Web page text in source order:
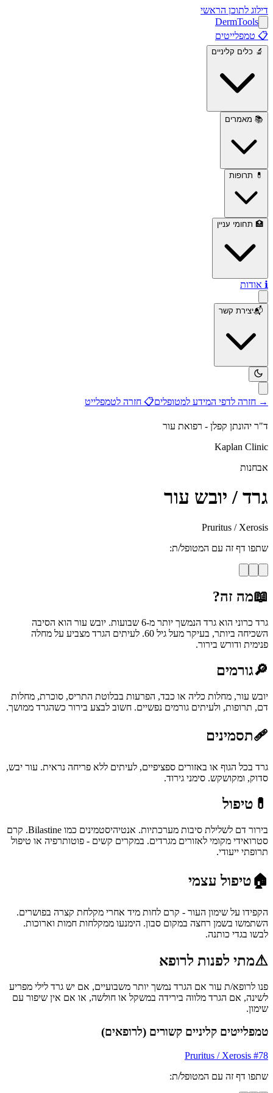
דילוג לתוכן הראשי
DermTools
📋 טמפלייטים
🔬 כלים קליניים
📚 מאמרים
💊 תרופות
🏥 תחומי עניין
ℹ️ אודות
📬יצירת קשר
→ חזרה לדפי המידע למטופלים📋 חזרה לטמפלייט
ד"ר יהונתן קפלן - רפואת עור
Kaplan Clinic
אבחנות
גרד / יובש עור
Pruritus / Xerosis
שתפו דף זה עם המטופל/ת:
📖מה זה?
גרד כרוני הוא גרד הנמשך יותר מ-6 שבועות. יובש עור הוא הסיבה
השכיחה ביותר, בעיקר מעל גיל 60. לעיתים הגרד מצביע על מחלה
פנימית ודורש בירור.
🔎גורמים
יובש עור, מחלות כליה או כבד, הפרעות בבלוטת התריס, סוכרת, מחלות
דם, תרופות, ולעיתים גורמים נפשיים. חשוב לבצע בירור כשהגרד ממושך.
🩹תסמינים
גרד בכל הגוף או באזורים ספציפיים, לעיתים ללא פריחה נראית. עור יבש,
סדוק, ומקושקש. סימני גירוד.
💊 טיפול
בירור דם לשלילת סיבות מערכתיות. אנטיהיסטמינים כמו Bilastine. קרם
סטרואידי מקומי לאזורים מגרדים. במקרים קשים - פוטותרפיה או טיפול
תרופתי ייעודי.
🏠טיפול עצמי
הקפידו על שימון העור - קרם לחות מיד אחרי מקלחת קצרה בפושרים.
השתמשו בשמן רחצה במקום סבון. הימנעו ממקלחות חמות וארוכות.
לבשו בגדי כותנה.
⚠מתי לפנות לרופא
פנו לרופא/ת עור אם הגרד נמשך יותר משבועיים, אם יש גרד לילי מפריע
לשינה, אם הגרד מלווה בירידה במשקל או חולשה, או אם אין שיפור עם
שימון.
טמפלייטים קליניים קשורים (לרופאים)
#78
Pruritus / Xerosis
שתפו דף זה עם המטופל/ת: